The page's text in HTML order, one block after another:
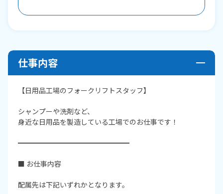
仕事内容
【日用品工場のフォークリフトスタッフ】
シャンプーや洗剤など、
身近な日用品を製造している工場でのお仕事です！
━━━━━━━━━━━━━━━━
■ お仕事内容
配属先は下記いずれかとなります。